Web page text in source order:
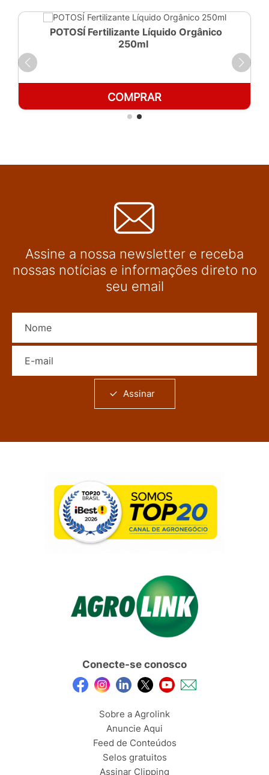
POTOSÍ Fertilizante Líquido Orgânico
250ml
COMPRAR
Assine a nossa newsletter e receba
nossas notícias e informações direto no
seu email
Assinar
Conecte-se conosco
Sobre a Agrolink
Anuncie Aqui
Feed de Conteúdos
Selos gratuitos
Assinar Clipping